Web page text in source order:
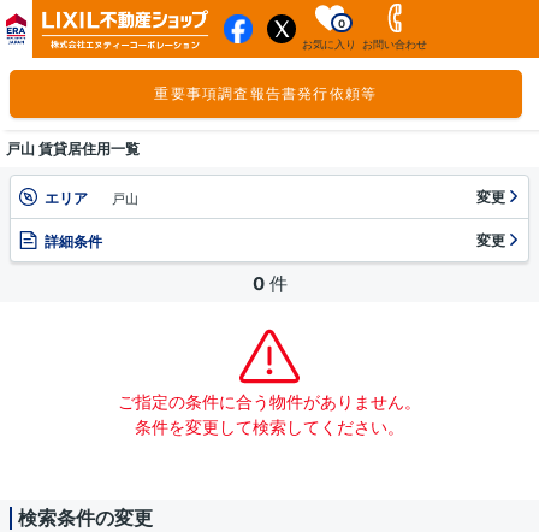
お気に入り
0
お問い合わせ
重要事項調査報告書発行依頼等
戸山 賃貸居住用一覧
エリア 戸山 変更
詳細条件 変更
0 件
ご指定の条件に合う物件がありません。
条件を変更して検索してください。
検索条件の変更